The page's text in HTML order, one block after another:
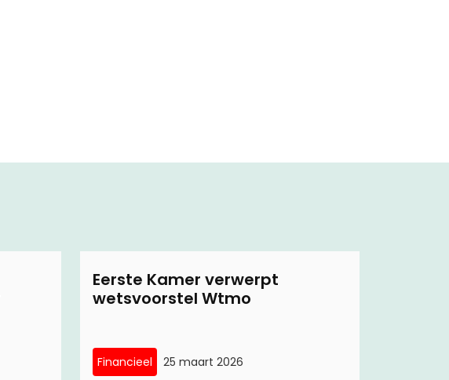
Eerste Kamer verwerpt
wetsvoorstel Wtmo
Financieel 25 maart 2026